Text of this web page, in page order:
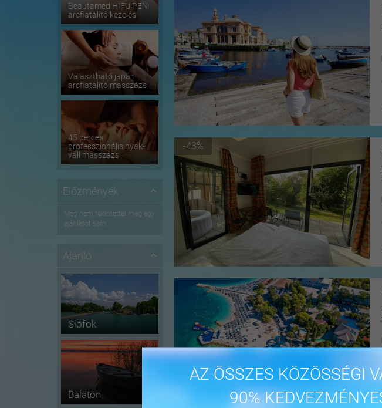
AZ ÖSSZES KÖZÖSSÉGI
90%
Beautamed HIFU PEN
arcfiatalító kezelés
Választható japán
arcfiatalító masszázs
45 perces
professzionális nyak-
váll masszázs
Előzmények
Még nem tekintettél meg egy
ajánlatot sem
Ajánló
Siófok
Balaton
-43%